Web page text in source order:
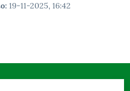
: 19-11-2025, 16:42